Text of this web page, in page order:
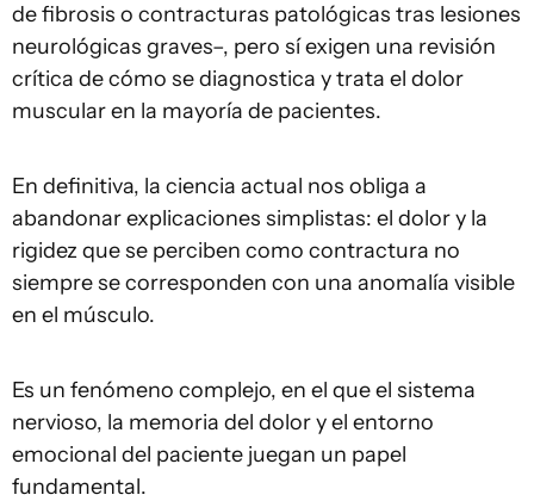
de fibrosis o contracturas patológicas tras lesiones
neurológicas graves–, pero sí exigen una revisión
crítica de cómo se diagnostica y trata el dolor
muscular en la mayoría de pacientes.
En definitiva, la ciencia actual nos obliga a
abandonar explicaciones simplistas: el dolor y la
rigidez que se perciben como contractura no
siempre se corresponden con una anomalía visible
en el músculo.
Es un fenómeno complejo, en el que el sistema
nervioso, la memoria del dolor y el entorno
emocional del paciente juegan un papel
fundamental.